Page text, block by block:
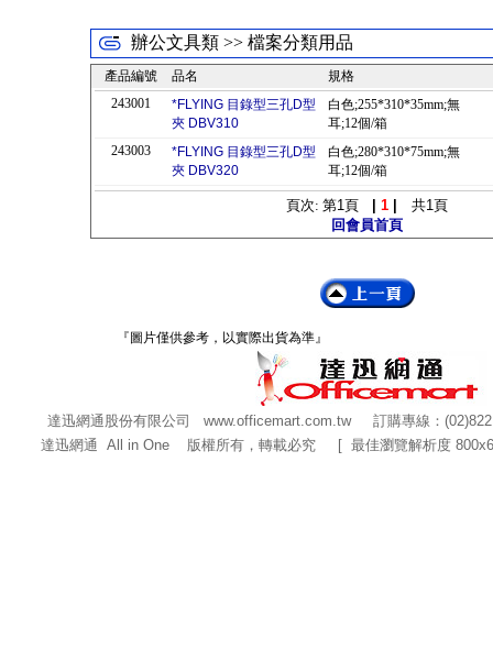
辦公文具類 >> 檔案分類用品
產品編號 品名
規格
243001
*FLYING 目錄型三孔D型
夾 DBV310
白色;255*310*35mm;無
耳;12個/箱
243003
*FLYING 目錄型三孔D型
夾 DBV320
白色;280*310*75mm;無
耳;12個/箱
頁次: 第1頁 1| 共1頁
回會員首頁
『圖片僅供參考，以實際出貨為準』
達迅網通股份有限公司 www.officemart.com.tw訂購專線：
達迅網通 All in One 版權所有，轉載必究 [ 最佳瀏覽解析度